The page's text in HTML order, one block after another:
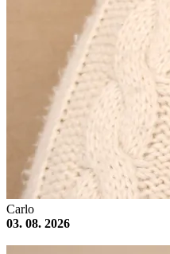
Carlo
03. 08. 2026